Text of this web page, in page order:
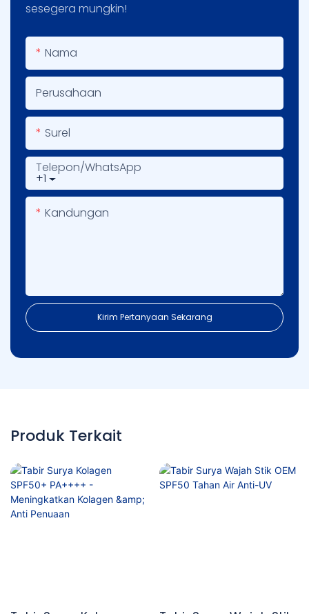
sesegera mungkin!
Nama
Perusahaan
Surel
+1
Telepon/WhatsApp
Kandungan
Kirim Pertanyaan Sekarang
Produk Terkait